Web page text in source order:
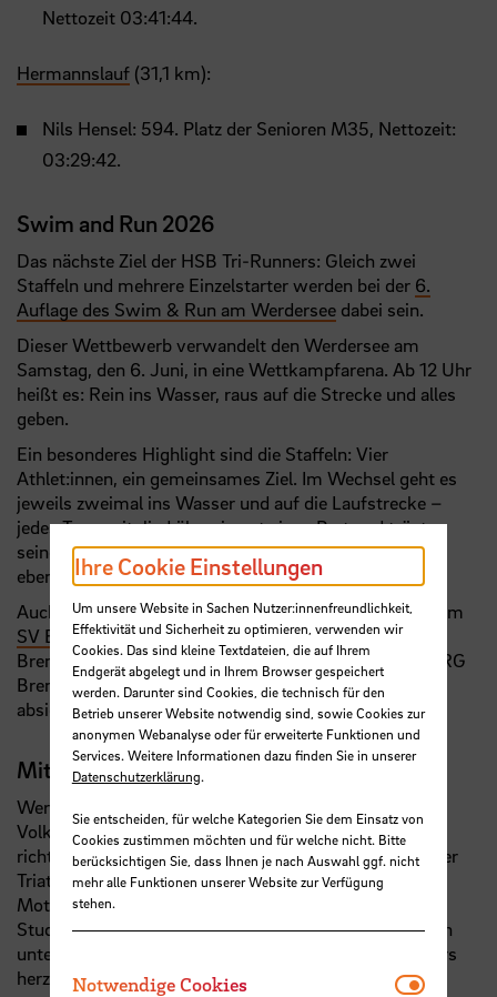
Nettozeit 03:41:44.
Hermannslauf (31,1 km):
Nils Hensel: 594. Platz der Senioren M35, Nettozeit:
03:29:42.
Swim and Run 2026
Das nächste Ziel der HSB Tri-Runners: Gleich zwei
Staffeln und mehrere Einzelstarter werden bei der 6.
Auflage des Swim & Run am Werdersee dabei sein.
Dieser Wettbewerb verwandelt den Werdersee am
Samstag, den 6. Juni, in eine Wettkampfarena. Ab 12 Uhr
heißt es: Rein ins Wasser, raus auf die Strecke und alles
geben.
Ein besonderes Highlight sind die Staffeln: Vier
Athlet:innen, ein gemeinsames Ziel. Im Wechsel geht es
jeweils zweimal ins Wasser und auf die Laufstrecke –
jedes Teammitglied übernimmt einen Part und trägt
seinen Anteil zum Gesamterfolg bei. Ein Einzelstart ist
ebenfalls möglich.
Auch in diesem Jahr sorgt das Veranstaltungsteam vom
SV Bremen 10,ATS Buntentorund der Hochschule
Bremen (HSB) für einen reibungslosen Ablauf. Die DLRG
Bremen und die Johanniter werden die Veranstaltung
absichern.
Mitläufer:innen gesucht!
Wer einen Halbmarathon oder einen Fünf-Kilometer-
Volkslauf anstrebt, ist bei denHSB Tri-Runnersgenau
richtig. Denn eine gemeinsame Teilnahme an Lauf- oder
Triathlonveranstaltungen ist je nach Leistungs- und
Motivationsstand ebenfalls möglich. Doch auch
Studierende, die einfach „flott“ in der Gruppe läuferisch
unterwegs sein möchten, sind bei den HSB Tri-Runners
herzlich willkommen.
Ihre Cookie Einstellungen
Um unsere Website in Sachen Nutzer:innenfreundlichkeit,
Effektivität und Sicherheit zu optimieren, verwenden wir
Cookies. Das sind kleine Textdateien, die auf Ihrem
Endgerät abgelegt und in Ihrem Browser gespeichert
werden. Darunter sind Cookies, die technisch für den
Betrieb unserer Website notwendig sind, sowie Cookies zur
anonymen Webanalyse oder für erweiterte Funktionen und
Services. Weitere Informationen dazu finden Sie in unserer
Datenschutzerklärung.
Sie entscheiden, für welche Kategorien Sie dem Einsatz von
Cookies zustimmen möchten und für welche nicht. Bitte
berücksichtigen Sie, dass Ihnen je nach Auswahl ggf. nicht
mehr alle Funktionen unserer Website zur Verfügung
stehen.
Notwendige Cookies